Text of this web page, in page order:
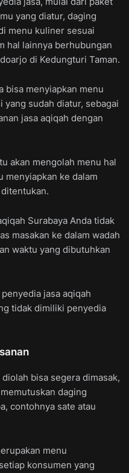
yang diatur, daging
menu kuliner sesuai
hal lainnya berhubungan
di Kedungturi Taman.
bisa menyiapkan menu
sudah diatur, sebagai
jasa aqiqah dengan
akan mengolah menu hal
menyiapkan ke dalam
Surabaya Anda tidak
masakan ke dalam wadah
waktu yang dibutuhkan
jasa aqiqah
tidak dimiliki penyedia
bisa segera dimasak,
daging
contohnya sate atau
menu
konsumen yang